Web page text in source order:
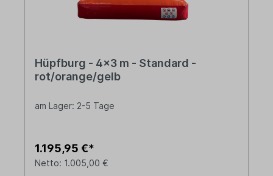
Hüpfburg - 4x3 m - Standard -
rot/orange/gelb
am Lager: 2-5 Tage
1.195,95 €*
Netto: 1.005,00 €